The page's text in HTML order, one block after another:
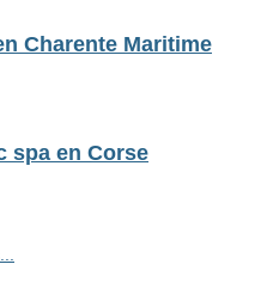
Charente Maritime
spa en Corse